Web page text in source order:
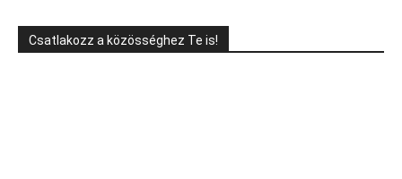
Csatlakozz a közösséghez Te is!